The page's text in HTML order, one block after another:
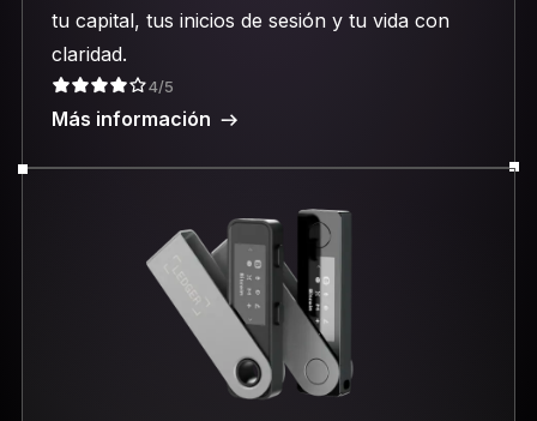
tu capital, tus inicios de sesión y tu vida con
claridad.
4/5
Más información